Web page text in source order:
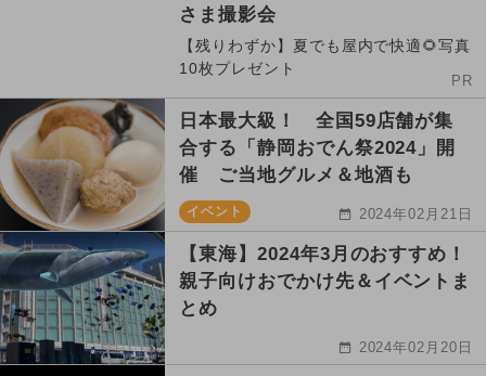
さま撮影会
【残りわずか】夏でも屋内で快適🌻写真
10枚プレゼント
PR
日本最大級！ 全国59店舗が集
合する「静岡おでん祭2024」開
催 ご当地グルメ＆地酒も
イベント 2024年02月21日
【東海】2024年3月のおすすめ！
親子向けおでかけ先＆イベントま
とめ
2024年02月20日